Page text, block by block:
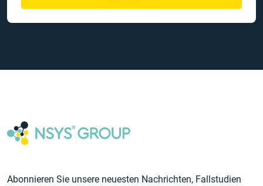
Abonnieren Sie unsere neuesten Nachrichten, Fallstudien